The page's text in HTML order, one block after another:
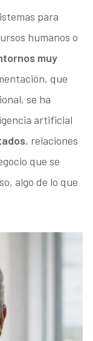
para
humanos o
muy
que
se ha
artificial
, relaciones
que se
algo de lo que